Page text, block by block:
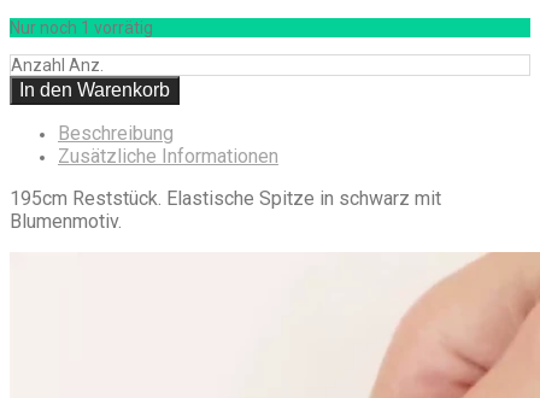
Nur noch 1 vorrätig
Anzahl Anz.
In den Warenkorb
Beschreibung
Zusätzliche Informationen
195cm Reststück. Elastische Spitze in schwarz mit
Blumenmotiv.